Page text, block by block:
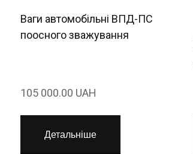
Ваги автомобільні ВПД-ПС
поосного зважування
105 000.00 UAH
Детальніше